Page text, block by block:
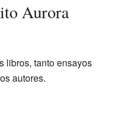
Aurora
libros, tanto ensayos
autores.